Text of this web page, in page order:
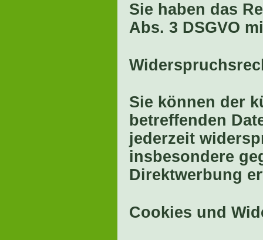
Sie haben das
Abs. 3 DSGVO
Sie können der
betreffenden
jederzeit
insbesondere
Direktwerbung
Cookies und